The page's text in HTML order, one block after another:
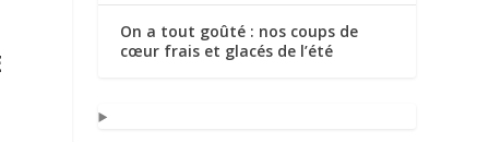
On a tout goûté : nos coups de
cœur frais et glacés de l’été